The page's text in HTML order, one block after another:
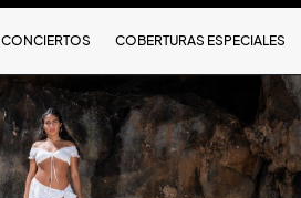
CONCIERTOS COBERTURAS ESPECIALES